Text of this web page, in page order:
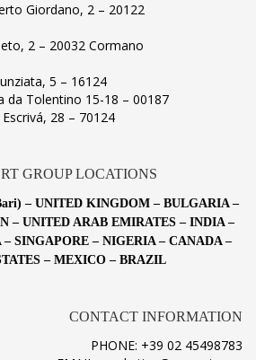
Giordano, 2 – 20122
2 – 20032 Cormano
5 – 16124
da Tolentino 15-18 – 00187
28 – 70124
GROUP LOCATIONS
– UNITED KINGDOM – BULGARIA –
– UNITED ARAB EMIRATES – INDIA –
SINGAPORE – NIGERIA – CANADA –
– MEXICO – BRAZIL
CONTACT INFORMATION
PHONE: +39 02 45498783